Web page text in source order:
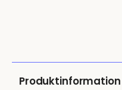
Produktinformation